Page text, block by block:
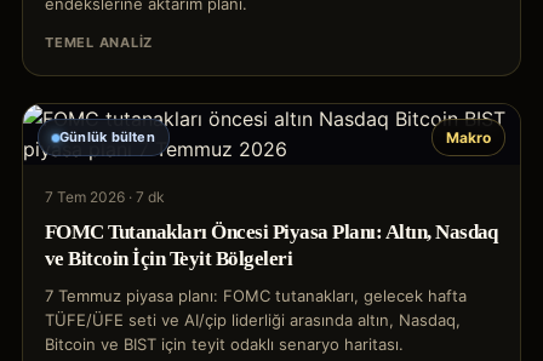
TEMEL ANALIZ
Makro
Günlük bülten
7 Tem 2026 · 7 dk
FOMC Tutanakları Öncesi Piyasa Planı: Altın, Nasdaq
ve Bitcoin İçin Teyit Bölgeleri
7 Temmuz piyasa planı: FOMC tutanakları, gelecek hafta
TÜFE/ÜFE seti ve AI/çip liderliği arasında altın, Nasdaq,
Bitcoin ve BIST için teyit odaklı senaryo haritası.